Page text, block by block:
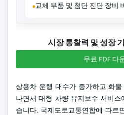
교체 부품 및 첨단 진단 장비
시장 통찰력 및 성장
무료 PDF 다
상용차 운행 대수가 증가하고 화
나면서 대형 차량 유지보수 서비
습니다. 국제도로교통연합에 따르